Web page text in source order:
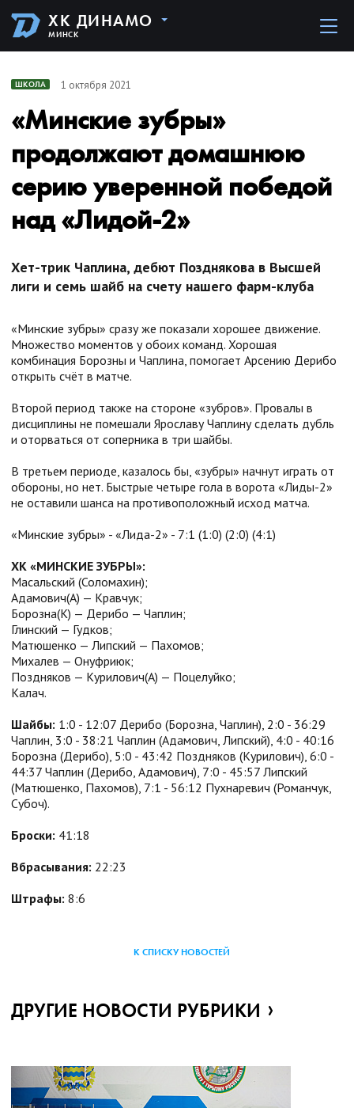
ХК ДИНАМО
МИНСК
ШКОЛА 1 октября 2021
«Минские зубры»
продолжают домашнюю
серию уверенной победой
над «Лидой-2»
Хет-трик Чаплина, дебют Позднякова в Высшей
лиги и семь шайб на счету нашего фарм-клуба
«Минские зубры» сразу же показали хорошее движение.
Множество моментов у обоих команд. Хорошая
комбинация Борозны и Чаплина, помогает Арсению Дерибо
открыть счёт в матче.
Второй период также на стороне «зубров». Провалы в
дисциплины не помешали Ярославу Чаплину сделать дубль
и оторваться от соперника в три шайбы.
В третьем периоде, казалось бы, «зубры» начнут играть от
обороны, но нет. Быстрые четыре гола в ворота «Лиды-2»
не оставили шанса на противоположный исход матча.
«Минские зубры» - «Лида-2» - 7:1 (1:0) (2:0) (4:1)
ХК «МИНСКИЕ ЗУБРЫ»:
Масальский (Соломахин);
Адамович(А) — Кравчук;
Борозна(К) — Дерибо — Чаплин;
Глинский — Гудков;
Матюшенко — Липский — Пахомов;
Михалев — Онуфриюк;
Поздняков — Курилович(А) — Поцелуйко;
Калач.
Шайбы: 1:0 - 12:07 Дерибо (Борозна, Чаплин), 2:0 - 36:29
Чаплин, 3:0 - 38:21 Чаплин (Адамович, Липский), 4:0 - 40:16
Борозна (Дерибо), 5:0 - 43:42 Поздняков (Курилович), 6:0 -
44:37 Чаплин (Дерибо, Адамович), 7:0 - 45:57 Липский
(Матюшенко, Пахомов), 7:1 - 56:12 Пухнаревич (Романчук,
Субоч).
Броски: 41:18
Вбрасывания: 22:23
Штрафы: 8:6
К СПИСКУ НОВОСТЕЙ
ДРУГИЕ НОВОСТИ РУБРИКИ